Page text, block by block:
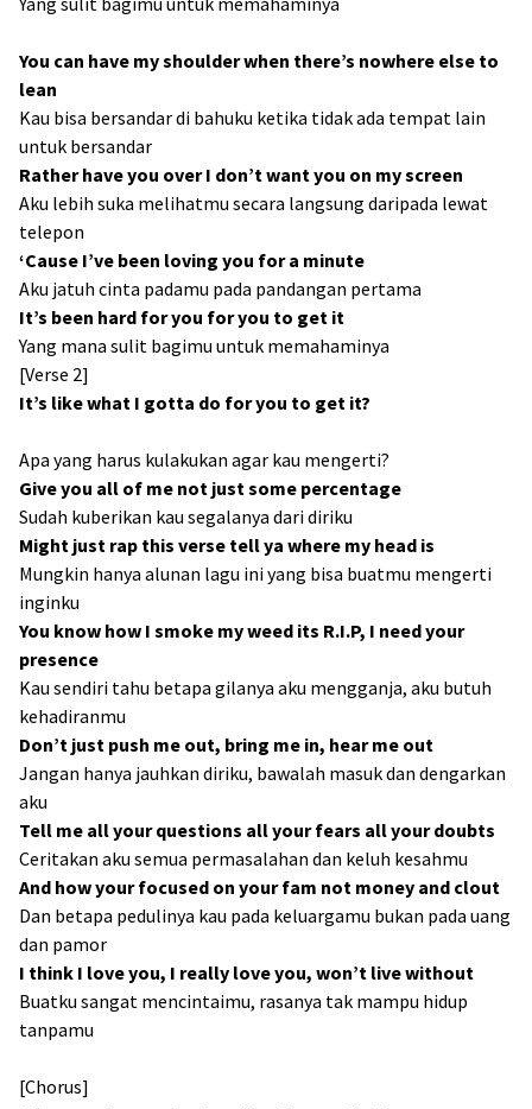
You can have my shoulder when there’s nowhere else to
lean
Kau bisa bersandar di bahuku ketika tidak ada tempat lain
untuk bersandar
Rather have you over I don’t want you on my screen
Aku lebih suka melihatmu secara langsung daripada lewat
telepon
‘Cause I’ve been loving you for a minute
Aku jatuh cinta padamu pada pandangan pertama
It’s been hard for you for you to get it
Yang mana sulit bagimu untuk memahaminya
[Verse 2]
It’s like what I gotta do for you to get it?
Apa yang harus kulakukan agar kau mengerti?
Give you all of me not just some percentage
Sudah kuberikan kau segalanya dari diriku
Might just rap this verse tell ya where my head is
Mungkin hanya alunan lagu ini yang bisa buatmu mengerti
inginku
You know how I smoke my weed its R.I.P, I need your
presence
Kau sendiri tahu betapa gilanya aku mengganja, aku butuh
kehadiranmu
Don’t just push me out, bring me in, hear me out
Jangan hanya jauhkan diriku, bawalah masuk dan dengarkan
aku
Tell me all your questions all your fears all your doubts
Ceritakan aku semua permasalahan dan keluh kesahmu
And how your focused on your fam not money and clout
Dan betapa pedulinya kau pada keluargamu bukan pada uang
dan pamor
I think I love you, I really love you, won’t live without
Buatku sangat mencintaimu, rasanya tak mampu hidup
tanpamu
[Chorus]